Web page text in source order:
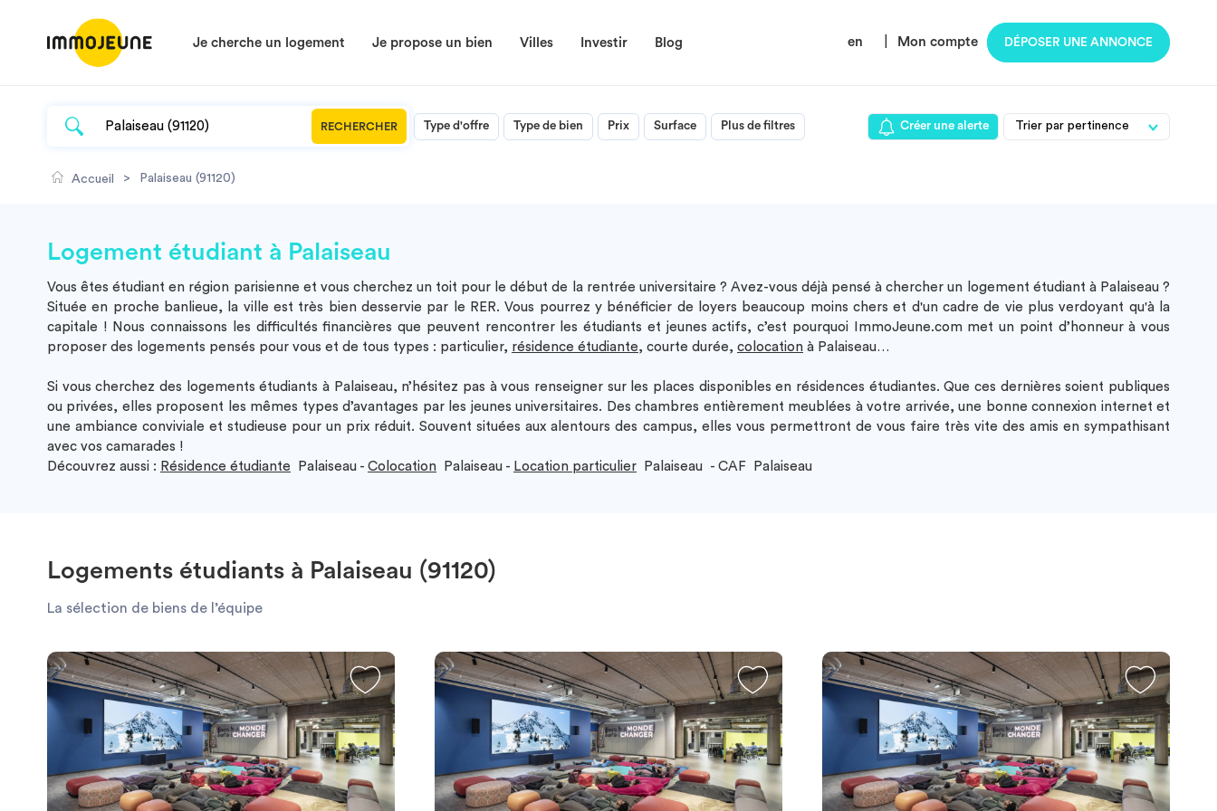
Je cherche un logement Je propose un bien Villes Investir Blog en Mon compte DÉPOSER UNE ANNONCE
RECHERCHER Type d'offre Type de bien Prix Surface Plus de filtres Créer une alerte
Accueil > Palaiseau (91120)
Logement étudiant à Palaiseau
Vous êtes étudiant en région parisienne et vous cherchez un toit pour le début de la rentrée universitaire ? Avez-vous déjà pensé à chercher un logement étudiant à Palaiseau?
Située en proche banlieue, la ville est très bien desservie par le RER. Vous pourrez y bénéficier de loyers beaucoup moins chers et d'un cadre de vie plus verdoyant qu'à la
capitale ! Nous connaissons les difficultés financières que peuvent rencontrer les étudiants et jeunes actifs, c’est pourquoi ImmoJeune.com met un point d’honneur à vous
proposer des logements pensés pour vous et de tous types : particulier, résidence étudiante, courte durée, colocation à Palaiseau…
Si vous cherchez des logements étudiants à Palaiseau, n’hésitez pas à vous renseigner sur les places disponibles en résidences étudiantes. Que ces dernières soient publiques
ou privées, elles proposent les mêmes types d’avantages par les jeunes universitaires. Des chambres entièrement meublées à votre arrivée, une bonne connexion internet et
une ambiance conviviale et studieuse pour un prix réduit. Souvent situées aux alentours des campus, elles vous permettront de vous faire très vite des amis en sympathisant
avec vos camarades !
Découvrez aussi : Résidence étudiante Palaiseau - Colocation Palaiseau - Location particulier Palaiseau - CAF Palaiseau
Logements étudiants à Palaiseau (91120)
La sélection de biens de l’équipe